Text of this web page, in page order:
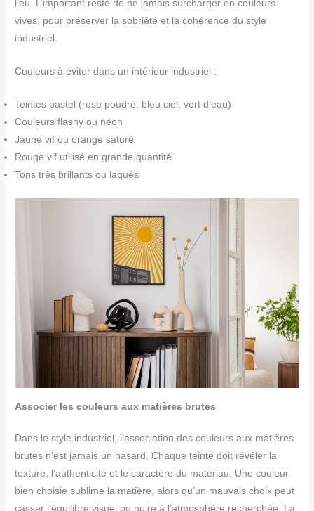
lieu. L’important reste de ne jamais surcharger en couleurs
vives, pour préserver la sobriété et la cohérence du style
industriel.
Couleurs à éviter dans un intérieur industriel :
Teintes pastel (rose poudré, bleu ciel, vert d’eau)
Couleurs flashy ou néon
Jaune vif ou orange saturé
Rouge vif utilisé en grande quantité
Tons très brillants ou laqués
Associer les couleurs aux matières brutes
Dans le style industriel, l’association des couleurs aux matières
brutes n’est jamais un hasard. Chaque teinte doit révéler la
texture, l’authenticité et le caractère du matériau. Une couleur
bien choisie sublime la matière, alors qu’un mauvais choix peut
casser l’équilibre visuel ou nuire à l’atmosphère recherchée. La